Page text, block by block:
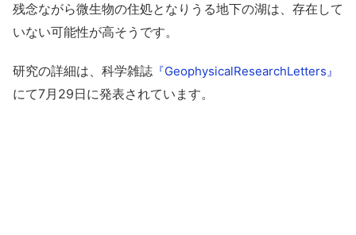
残念ながら微生物の住処となりうる地下の湖は、存在して
いない可能性が高そうです。
研究の詳細は、科学雑誌 『GeophysicalResearchLetters』
にて7月29日に発表されています。